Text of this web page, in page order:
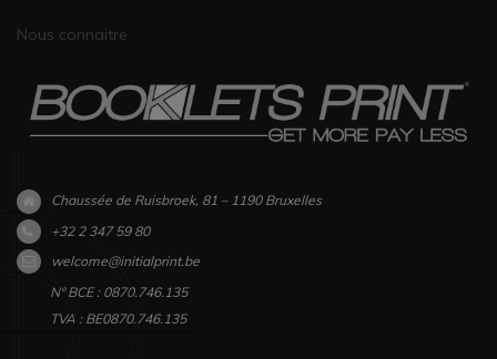
Nous connaitre
Chaussée de Ruisbroek, 81 – 1190 Bruxelles
+32 2 347 59 80
welcome@initialprint.be
N° BCE : 0870.746.135
TVA : BE0870.746.135